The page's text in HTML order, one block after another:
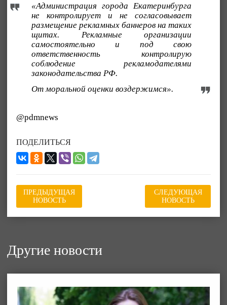
«Администрация города Екатеринбурга
не контролирует и не согласовывает
размещение рекламных баннеров на таких
щитах. Рекламные организации
самостоятельно и под свою
ответственность контролирую
соблюдение рекламодателями
законодательства РФ.
От моральной оценки воздержимся».
@pdmnews
ПОДЕЛИТЬСЯ
ПРЕДЫДУЩАЯ
НОВОСТЬ
СЛЕДУЮЩАЯ
НОВОСТЬ
Другие новости